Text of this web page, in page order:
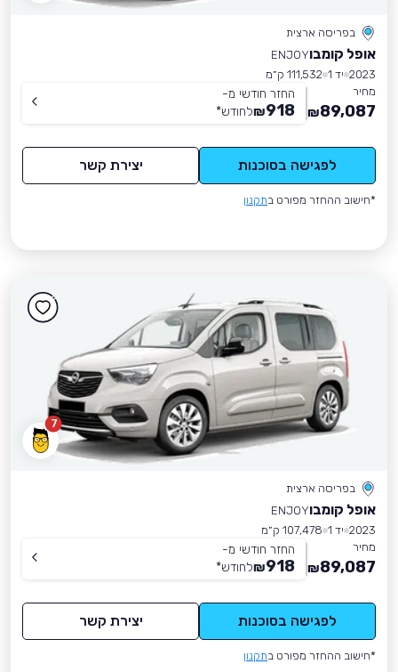
בפריסה ארצית
אופל קומבוENJOY
2023 יד 1
111,532 ק״מ
מחיר
89,087
₪
החזר חודשי מ-
918
₪לחודש*
לפגישה בסוכנות יצירת קשר
*חישוב ההחזר מפורט בתקנון
7
בפריסה ארצית
אופל קומבוENJOY
2023 יד 1
107,478 ק״מ
מחיר
89,087
₪
החזר חודשי מ-
918
₪לחודש*
לפגישה בסוכנות יצירת קשר
*חישוב ההחזר מפורט בתקנון